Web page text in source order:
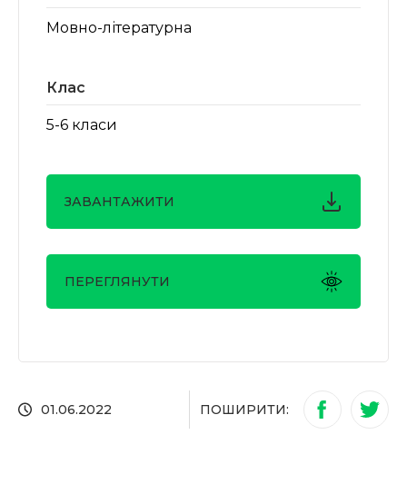
01.06.2022 ПОШИРИТИ:
Мовно-літературна
Клас
5-6 класи
ЗАВАНТАЖИТИ
ПЕРЕГЛЯНУТИ